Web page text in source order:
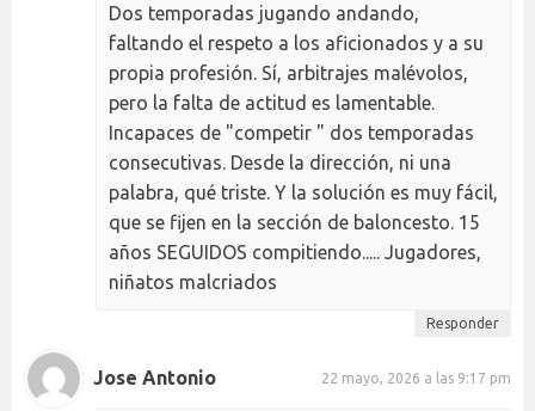
Dos temporadas jugando andando,
faltando el respeto a los aficionados y a su
propia profesión. Sí, arbitrajes malévolos,
pero la falta de actitud es lamentable.
Incapaces de "competir " dos temporadas
consecutivas. Desde la dirección, ni una
palabra, qué triste. Y la solución es muy fácil,
que se fijen en la sección de baloncesto. 15
años SEGUIDOS compitiendo..... Jugadores,
niñatos malcriados
Responder
Jose Antonio 22 mayo, 2026 a las 9:17 pm